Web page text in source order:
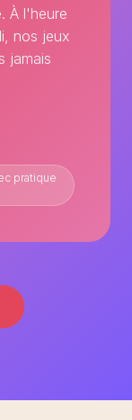
À l'heure
nos jeux
jamais
pratique